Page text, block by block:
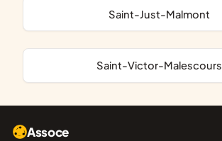
Saint-Just-Malmont
Saint-Victor-Malescours
Assoce